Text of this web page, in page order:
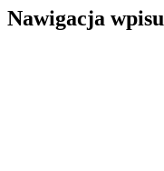
Nawigacja wpisu